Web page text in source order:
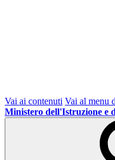
Vai ai contenuti Vai al menu
Ministero dell'Istruzione e